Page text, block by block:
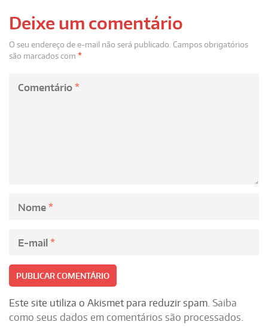
Deixe um comentário
O seu endereço de e-mail não será publicado. Campos obrigatórios
são marcados com *
Comentário *
Nome *
E-mail *
Este site utiliza o Akismet para reduzir spam. Saiba
como seus dados em comentários são processados